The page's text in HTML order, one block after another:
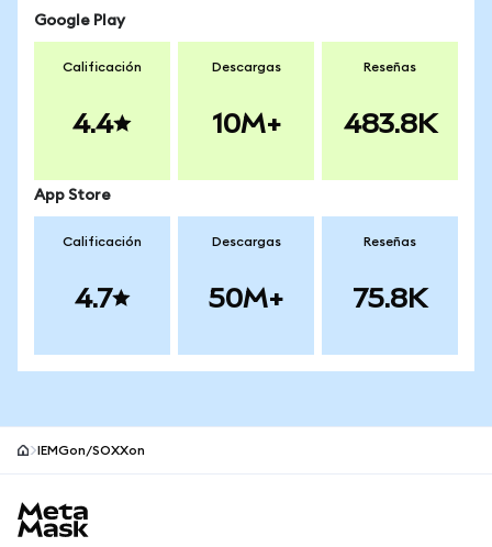
Google Play
Calificación
4.4
Descargas
10M+
Reseñas
483.8K
App Store
Calificación
4.7
Descargas
50M+
Reseñas
75.8K
IEMGon/SOXXon